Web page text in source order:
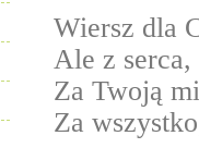
Wiersz dla
Ale z serca,
Za Twoją
Za